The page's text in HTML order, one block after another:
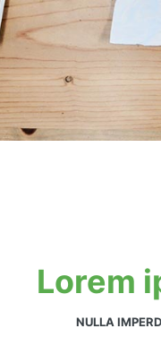
Lorem
NULLA